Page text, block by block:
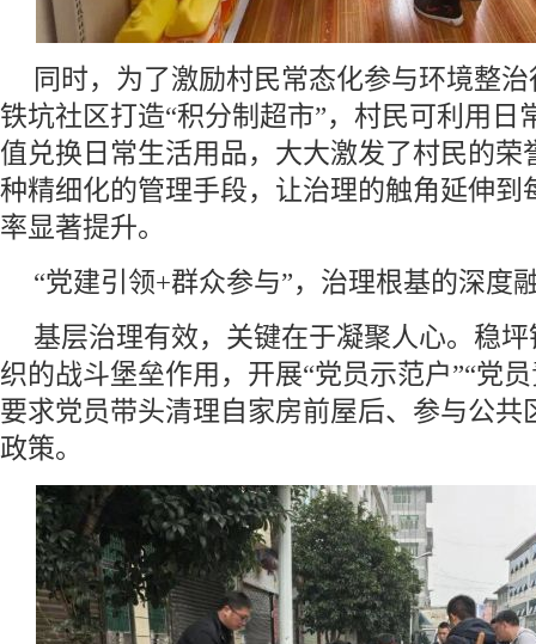
同时，为了激励村民常态化参与环境整
铁坑社区打造“积分制超市”，村民可利用日
值兑换日常生活用品，大大激发了村民的荣
种精细化的管理手段，让治理的触角延伸到
率显著提升。
“党建引领+群众参与”，治理根基的深度
基层治理有效，关键在于凝聚人心。稳
织的战斗堡垒作用，开展“党员示范户”“党
要求党员带头清理自家房前屋后、参与公共
政策。